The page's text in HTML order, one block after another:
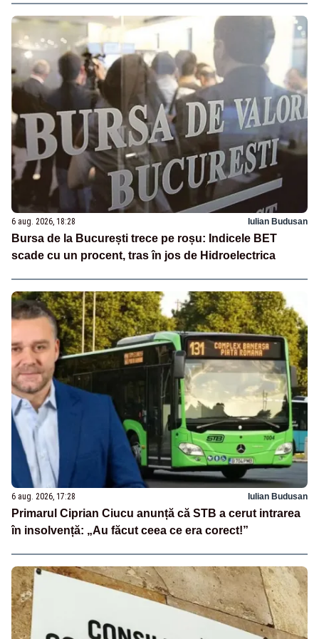
6 aug. 2026, 18:28 Iulian Budusan
Bursa de la București trece pe roșu: Indicele BET
scade cu un procent, tras în jos de Hidroelectrica
6 aug. 2026, 17:28 Iulian Budusan
Primarul Ciprian Ciucu anunță că STB a cerut intrarea
în insolvență: „Au făcut ceea ce era corect!”